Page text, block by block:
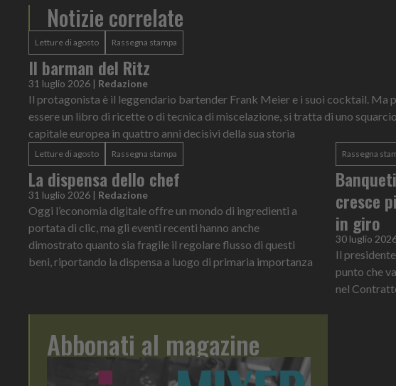
Notizie correlate
Letture di agosto Rassegna stampa
Il barman del Ritz
31 luglio 2026 | Redazione
Il protagonista è il leggendario bartender Frank Meier e i suoi cocktail. Ma
essere un libro di ricette o di tecnica di miscelazione, si tratta di uno
capitale europea in quattro anni decisivi della sua storia
Letture di agosto Rassegna stampa
La dispensa dello chef
31 luglio 2026 | Redazione
Oggi l’economia digitale offre un mondo di ingredienti a
portata di clic, ma gli eventi recenti hanno anche
dimostrato quanto sia fragile il regolare flusso di questi
beni, riportando la dispensa a luogo di primaria importanza
Rassegna
cresce
in giro
30 luglio
Il
punto che
nel
Abbonati al magazine